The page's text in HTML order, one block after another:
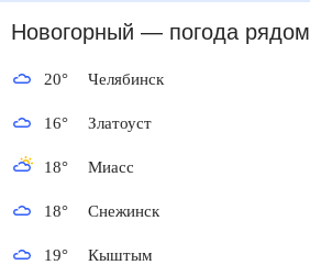
Новогорный — погода рядом
20° Челябинск
16° Златоуст
18° Миасс
18° Снежинск
19° Кыштым